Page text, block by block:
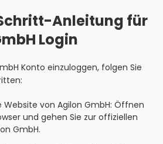
Anleitung für
Login
Konto einzuloggen, folgen Sie
Website von Agilon GmbH: Öffnen
und gehen Sie zur offiziellen
GmbH.